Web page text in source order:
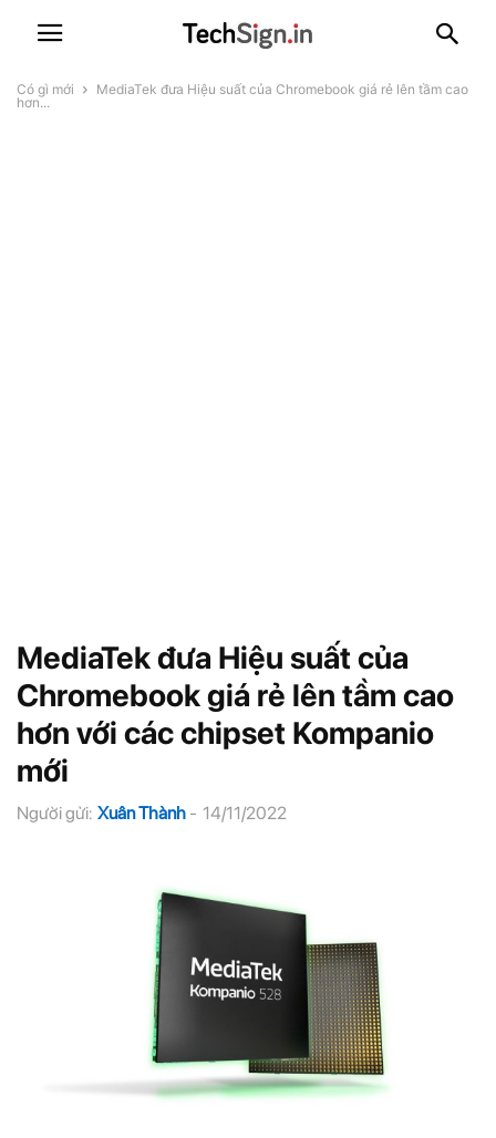
Có gì mới
MediaTek đưa Hiệu suất của Chromebook giá rẻ lên tầm cao
hơn...
MediaTek đưa Hiệu suất của
Chromebook giá rẻ lên tầm cao
hơn với các chipset Kompanio
mới
Người gửi: Xuân Thành - 14/11/2022